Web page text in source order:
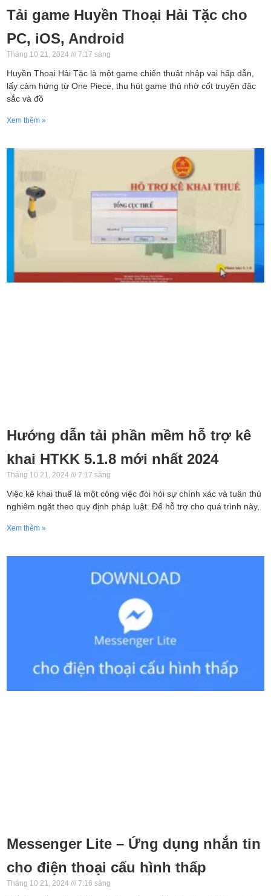
Tải game Huyền Thoại Hải Tặc cho
PC, iOS, Android
Tháng 10 21, 2024 7:17 sáng
Huyền Thoại Hải Tặc là một game chiến thuật nhập vai hấp dẫn,
lấy cảm hứng từ One Piece, thu hút game thủ nhờ cốt truyện đặc
sắc và đồ
Xem thêm »
Hướng dẫn tải phần mềm hỗ trợ kê
khai HTKK 5.1.8 mới nhất 2024
Tháng 10 21, 2024 7:17 sáng
Việc kê khai thuế là một công việc đòi hỏi sự chính xác và tuân thủ
nghiêm ngặt theo quy định pháp luật. Để hỗ trợ cho quá trình này,
Xem thêm »
Messenger Lite – Ứng dụng nhắn tin
cho điện thoại cấu hình thấp
Tháng 10 21, 2024 7:16 sáng